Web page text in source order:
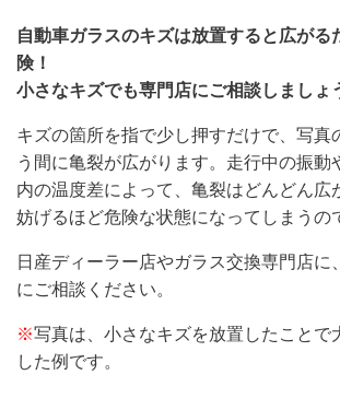
自動車ガラスのキズは放置すると広がる
険！
小さなキズでも専門店にご相談しましょ
キズの箇所を指で少し押すだけで、写真
う間に亀裂が広がります。走行中の振動
内の温度差によって、亀裂はどんどん広
妨げるほど危険な状態になってしまうの
日産ディーラー店やガラス交換専門店に
にご相談ください。
※写真は、小さなキズを放置したことで
した例です。